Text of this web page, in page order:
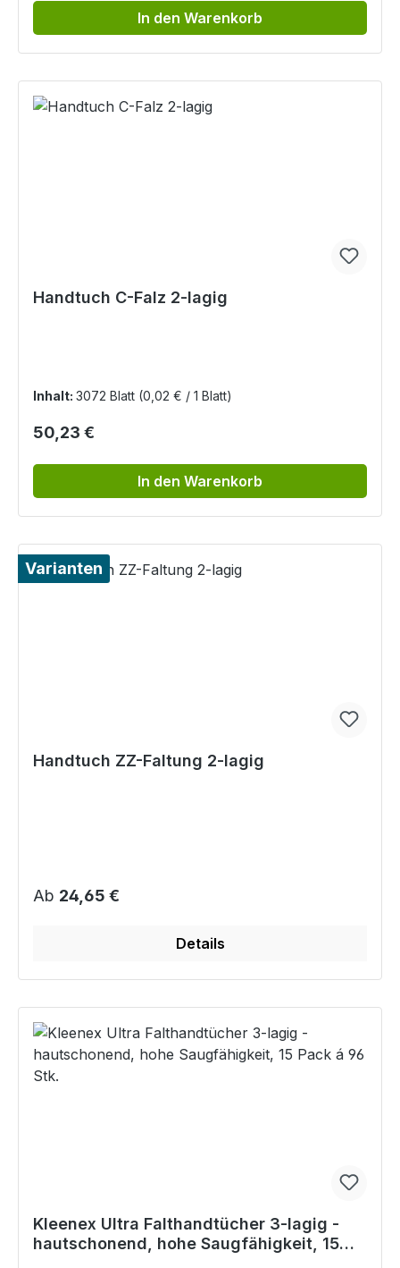
In den Warenkorb
Handtuch C-Falz 2-lagig
Inhalt: 3072 Blatt (0,02 € / 1 Blatt)
Regulärer Preis:
50,23 €
In den Warenkorb
Varianten
Handtuch ZZ-Faltung 2-lagig
Regulärer Preis:
Ab 24,65 €
Details
Kleenex Ultra Falthandtücher 3-lagig -
hautschonend, hohe Saugfähigkeit, 15